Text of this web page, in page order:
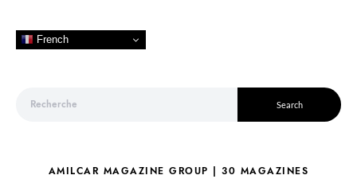
French
Search
AMILCAR MAGAZINE GROUP | 30 MAGAZINES